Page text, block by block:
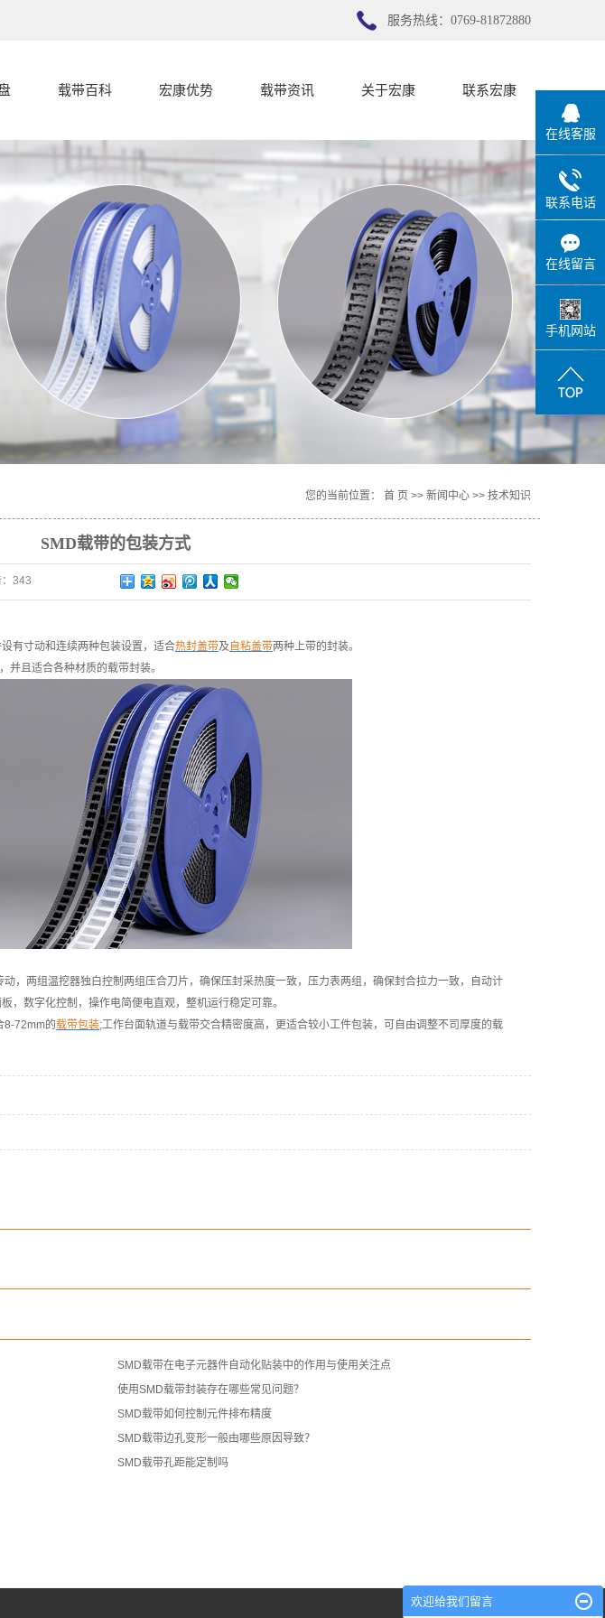
服务热线：0769-81872880
载带百科
载带封合开裂
的几种常见形
式分析
载带编带过程
中的卡带和跳
料的原因
载带封合开裂
分析
载带的产品分
类
宏康载带有什
么特点，和盖
带有什么区别
宏康优势
宏康优势
载带资讯
公司新闻
技术知识
关于宏康
宏康简介
联系宏康
联系宏康
您的当前位置： 首 页 >> 新闻中心 >> 技术知识
SMD载带的包装方式
343
有寸动和连续两种包装设置，适合热封盖带及 自粘盖带两种上带的封装。
且适合各种材质的载带封装。
两组温挖器独白控制两组压合刀片，确保压封采热度一致，压力表两组，确保封合拉力一致，自动计
，数字化控制，操作电简便电直观，整机运行稳定可靠。
72mm的载带包装;工作台面轨道与载带交合精密度高，更适合较小工件包装，可自由调整不司厚度的载
SMD载带在电子元器件自动化贴装中的作用与使用关注点
使用SMD载带封装存在哪些常见问题？
SMD载带如何控制元件排布精度
SMD载带边孔变形一般由哪些原因导致？
SMD载带孔距能定制吗
在线客服
联系电话
在线留言
手机网站
欢迎给我们留言